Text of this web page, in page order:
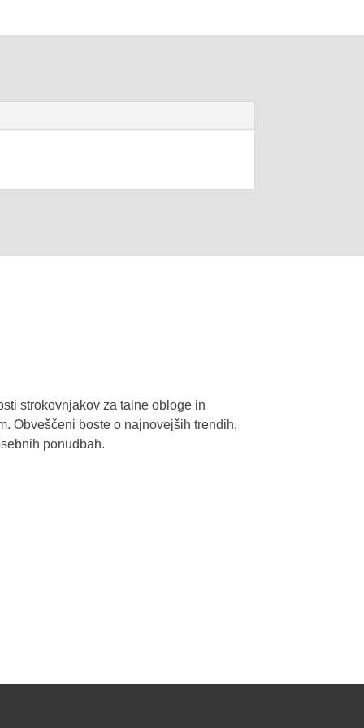
strokovnjakov za talne obloge in
Obveščeni boste o najnovejših trendih,
ponudbah.